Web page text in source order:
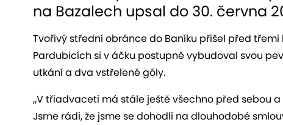
na Bazalech upsal do 30. června
Tvořivý střední obránce do Baníku přišel před
Pardubicích si v áčku postupně vybudoval svou
utkání a dva vstřelené góly.
„V třiadvaceti má stále ještě všechno před sebou
Jsme rádi, že jsme se dohodli na dlouhodobé